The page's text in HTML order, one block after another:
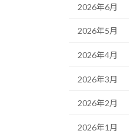
2026年6月
2026年5月
2026年4月
2026年3月
2026年2月
2026年1月